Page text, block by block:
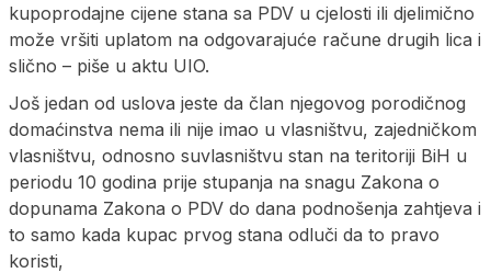
kupoprodajne cijene stana sa PDV u cjelosti ili djelimično
može vršiti uplatom na odgovarajuće račune drugih lica i
slično – piše u aktu UIO.
Još jedan od uslova jeste da član njegovog porodičnog
domaćinstva nema ili nije imao u vlasništvu, zajedničkom
vlasništvu, odnosno suvlasništvu stan na teritoriji BiH u
periodu 10 godina prije stupanja na snagu Zakona o
dopunama Zakona o PDV do dana podnošenja zahtjeva i
to samo kada kupac prvog stana odluči da to pravo
koristi,